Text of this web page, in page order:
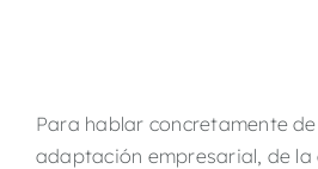
Para hablar concretamente
adaptación empresarial, de la